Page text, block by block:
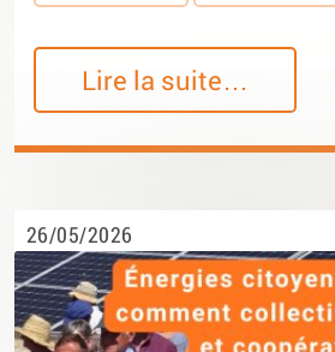
Lire la suite…
26/05/2026